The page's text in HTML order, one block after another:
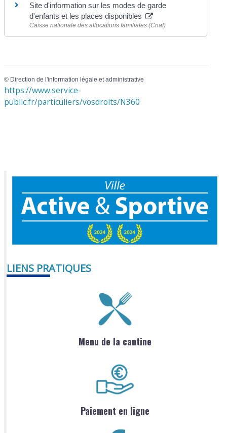
Site d'information sur les modes de garde
d'enfants et les places disponibles
Caisse nationale des allocations familiales (Cnaf)
© Direction de l'information légale et administrative
https://www.service-
public.fr/particuliers/vosdroits/N360
LIENS PRATIQUES
Menu de la cantine
Paiement en ligne